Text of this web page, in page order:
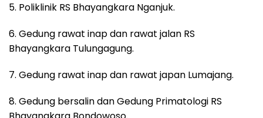
5. Poliklinik RS Bhayangkara Nganjuk.
6. Gedung rawat inap dan rawat jalan RS
Bhayangkara Tulungagung.
7. Gedung rawat inap dan rawat japan Lumajang.
8. Gedung bersalin dan Gedung Primatologi RS